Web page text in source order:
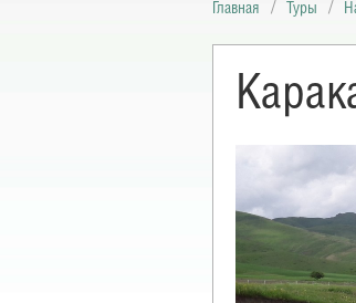
Главная Туры